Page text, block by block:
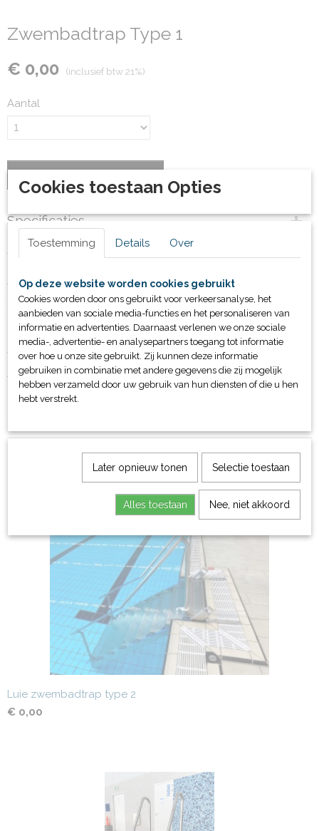
Zwembadtrap Type 1
€ 0,00 (inclusief btw 21%)
Aantal
Specificaties
Productcode
Afhankelijk van het zwembad en de wensen zijn er diverse
opties leverbaar.
Onze trappen zijn leverbaar in RVS, staal of aluminium.
De uitvoering in staal wordt na productie gescopeerd en
vervolgens gepoedercoat in de gewenste RAL-kleur.
Alle trappen worden op maat en naar wens gemaakt.
Denk hierbij aan de hoogte van de leuning, breedte van de
Luie zwembadtrap type 2
€ 0,00
Cookies toestaan Opties
Toestemming Details Over
Op deze website worden cookies gebruikt
Cookies worden door ons gebruikt voor verkeersanalyse, het
aanbieden van sociale media-functies en het personaliseren van
informatie en advertenties. Daarnaast verlenen we onze sociale
media-, advertentie- en analysepartners toegang tot informatie
over hoe u onze site gebruikt. Zij kunnen deze informatie
gebruiken in combinatie met andere gegevens die zij mogelijk
hebben verzameld door uw gebruik van hun diensten of die u hen
hebt verstrekt.
Later opnieuw tonen Selectie toestaan
Alles toestaan Nee, niet akkoord